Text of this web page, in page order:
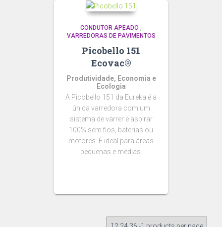
CONDUTOR APEADO ,
VARREDORAS DE PAVIMENTOS
Picobello 151
Ecovac®
Produtividade, Economia e
Ecologia
A Picobello 151 da Eureka é a
única varredora com um
sistema de varrer e aspirar
100% sem fios, baterias ou
motores. É ideal para áreas
pequenas e médias.